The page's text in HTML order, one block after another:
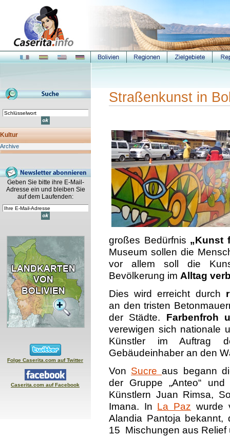
Kultur
Archive
Geben Sie bitte ihre E-Mail-
Adresse ein und bleiben Sie
auf dem Laufenden:
Folge Caserita.com auf Twitter
Caserita.com auf Facebook
Straßenkunst in
großes Bedürfnis „Kunst
Museum sollen die
vor allem soll die
Bevölkerung im Alltag
Dies wird erreicht durch
an den tristen
der Städte. Farbenfroh
verewigen sich nationale
Künstler im Auftrag
Gebäudeinhaber an den
Von Sucreaus begann
der Gruppe „Anteo“
Künstlern Juan Rimsa,
Imana. In La Paz wurde
Alandia Pantoja bekannt,
15 Mischungen aus